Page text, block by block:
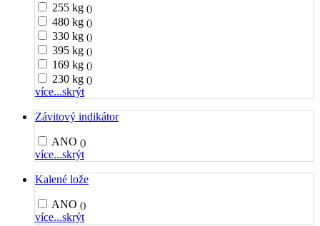
255 kg ()
480 kg ()
330 kg ()
395 kg ()
169 kg ()
230 kg ()
více...skrýt
Závitový indikátor
ANO ()
více...skrýt
Kalené lože
ANO ()
více...skrýt